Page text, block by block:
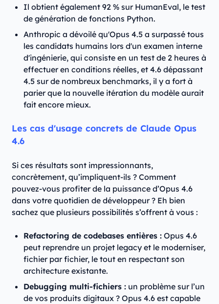
Il obtient également 92 % sur HumanEval, le test
de génération de fonctions Python.
Anthropic a dévoilé qu'Opus 4.5 a surpassé tous
les candidats humains lors d'un examen interne
d'ingénierie, qui consiste en un test de 2 heures à
effectuer en conditions réelles, et 4.6 dépassant
4.5 sur de nombreux benchmarks, il y a fort à
parier que la nouvelle itération du modèle aurait
fait encore mieux.
Les cas d'usage concrets de Claude Opus
4.6
Si ces résultats sont impressionnants,
concrètement, qu’impliquent-ils ? Comment
pouvez-vous profiter de la puissance d’Opus 4.6
dans votre quotidien de développeur ? Eh bien
sachez que plusieurs possibilités s’offrent à vous :
Refactoring de codebases entières : Opus 4.6
peut reprendre un projet legacy et le moderniser,
fichier par fichier, le tout en respectant son
architecture existante.
Debugging multi-fichiers : un problème sur l’un
de vos produits digitaux ? Opus 4.6 est capable